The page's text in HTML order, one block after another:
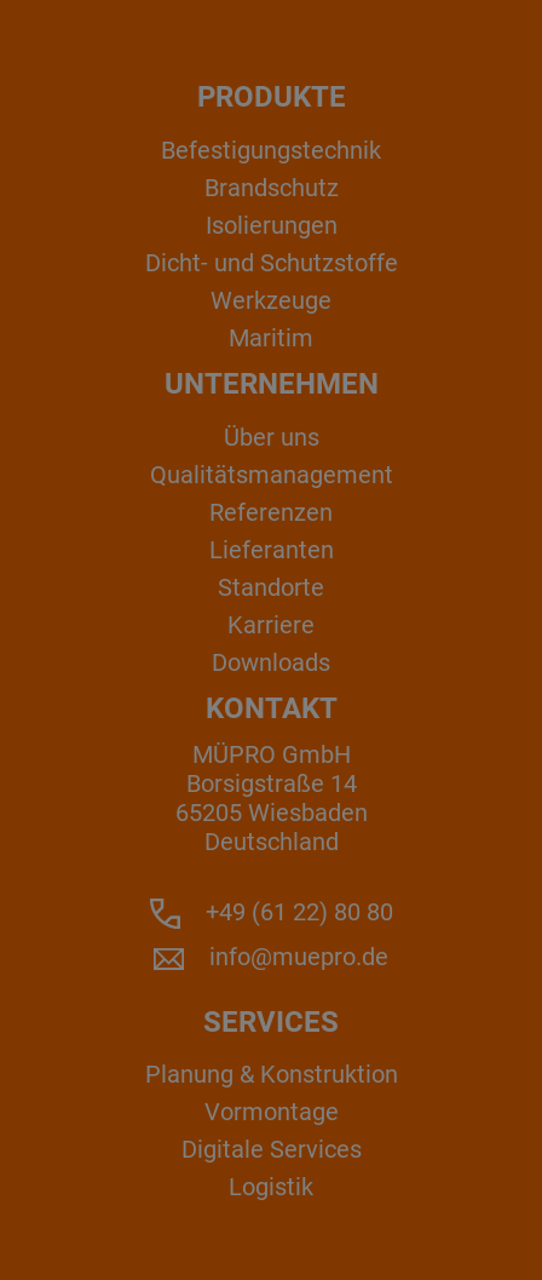
PRODUKTE
Befestigungstechnik
Brandschutz
Isolierungen
Dicht- und Schutzstoffe
Werkzeuge
Maritim
UNTERNEHMEN
Über uns
Qualitätsmanagement
Referenzen
Lieferanten
Standorte
Karriere
Downloads
KONTAKT
MÜPRO GmbH
Borsigstraße 14
65205 Wiesbaden
Deutschland
+49 (61 22) 80 80
info@muepro.de
SERVICES
Planung & Konstruktion
Vormontage
Digitale Services
Logistik